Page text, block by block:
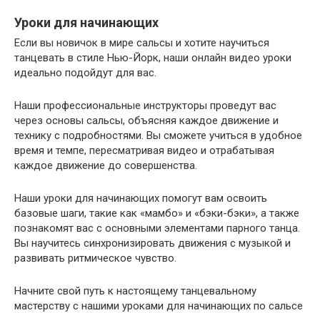
Уроки для начинающих
Если вы новичок в мире сальсы и хотите научиться
танцевать в стиле Нью-Йорк, наши онлайн видео уроки
идеально подойдут для вас.
Наши профессиональные инструкторы проведут вас
через основы сальсы, объясняя каждое движение и
технику с подробностями. Вы сможете учиться в удобное
время и темпе, пересматривая видео и отрабатывая
каждое движение до совершенства.
Наши уроки для начинающих помогут вам освоить
базовые шаги, такие как «мамбо» и «бэки-бэки», а также
познакомят вас с основными элементами парного танца.
Вы научитесь синхронизировать движения с музыкой и
развивать ритмическое чувство.
Начните свой путь к настоящему танцевальному
мастерству с нашими уроками для начинающих по сальсе